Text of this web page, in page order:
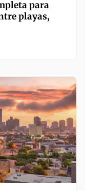
para
playas,